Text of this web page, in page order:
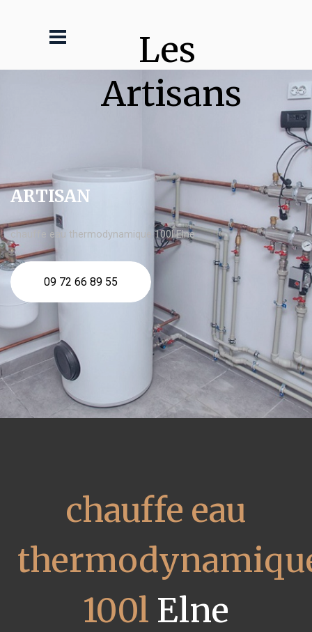
Les
Artisans
ARTISAN
chauffe eau thermodynamique 100l Elne
09 72 66 89 55
chauffe eau
100l Elne